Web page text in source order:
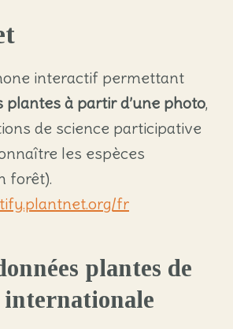
interactif permettant
plantes à partir d’une photo,
de science participative
les espèces
forêt).
fr
plantes de
internationale